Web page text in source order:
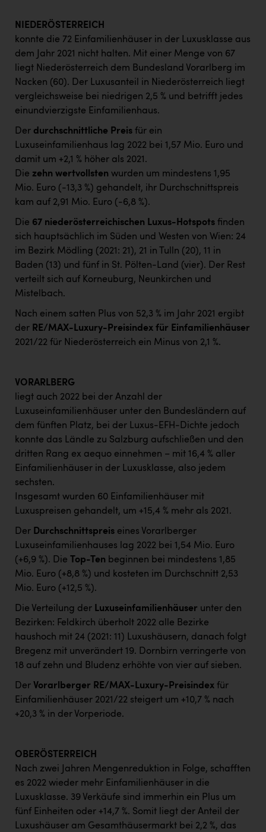
NIEDERÖSTERREICH
konnte die 72 Einfamilienhäuser in der Luxusklasse aus
dem Jahr 2021 nicht halten. Mit einer Menge von 67
liegt Niederösterreich dem Bundesland Vorarlberg im
Nacken (60). Der Luxusanteil in Niederösterreich liegt
vergleichsweise bei niedrigen 2,5 % und betrifft jedes
einundvierzigste Einfamilienhaus.
Der durchschnittliche Preis für ein
Luxuseinfamilienhaus lag 2022 bei 1,57 Mio. Euro und
damit um +2,1 % höher als 2021.
Die zehn wertvollsten wurden um mindestens 1,95
Mio. Euro (-13,3 %) gehandelt, ihr Durchschnittspreis
kam auf 2,91 Mio. Euro (-6,8 %).
Die 67 niederösterreichischen Luxus-Hotspots finden
sich hauptsächlich im Süden und Westen von Wien: 24
im Bezirk Mödling (2021: 21), 21 in Tulln (20), 11 in
Baden (13) und fünf in St. Pölten-Land (vier). Der Rest
verteilt sich auf Korneuburg, Neunkirchen und
Mistelbach.
Nach einem satten Plus von 52,3 % im Jahr 2021 ergibt
der RE/MAX-Luxury-Preisindex für Einfamilienhäuser
2021/22 für Niederösterreich ein Minus von 2,1 %.
VORARLBERG
liegt auch 2022 bei der Anzahl der
Luxuseinfamilienhäuser unter den Bundesländern auf
dem fünften Platz, bei der Luxus-EFH-Dichte jedoch
konnte das Ländle zu Salzburg aufschließen und den
dritten Rang ex aequo einnehmen – mit 16,4 % aller
Einfamilienhäuser in der Luxusklasse, also jedem
sechsten.
Insgesamt wurden 60 Einfamilienhäuser mit
Luxuspreisen gehandelt, um +15,4 % mehr als 2021.
Der Durchschnittspreis eines Vorarlberger
Luxuseinfamilienhauses lag 2022 bei 1,54 Mio. Euro
(+6,9 %). Die Top-Ten beginnen bei mindestens 1,85
Mio. Euro (+8,8 %) und kosteten im Durchschnitt 2,53
Mio. Euro (+12,5 %).
Die Verteilung der Luxuseinfamilienhäuser unter den
Bezirken: Feldkirch überholt 2022 alle Bezirke
haushoch mit 24 (2021: 11) Luxushäusern, danach folgt
Bregenz mit unverändert 19. Dornbirn verringerte von
18 auf zehn und Bludenz erhöhte von vier auf sieben.
Der Vorarlberger RE/MAX-Luxury-Preisindex für
Einfamilienhäuser 2021/22 steigert um +10,7 % nach
+20,3 % in der Vorperiode.
OBERÖSTERREICH
Nach zwei Jahren Mengenreduktion in Folge, schafften
es 2022 wieder mehr Einfamilienhäuser in die
Luxusklasse. 39 Verkäufe sind immerhin ein Plus um
fünf Einheiten oder +14,7 %. Somit liegt der Anteil der
Luxushäuser am Gesamthäusermarkt bei 2,2 %, das